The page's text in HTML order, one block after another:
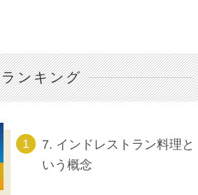
ランキング
7. インドレストラン料理と
いう概念